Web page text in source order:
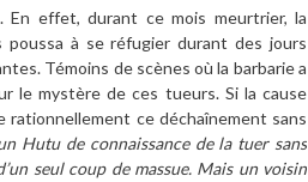
En effet, durant ce mois meurtrier, la
poussa à se réfugier durant des jours
Témoins de scènes où la barbarie a
le mystère de ces tueurs. Si la cause
rationnellement ce déchaînement sans
Hutu de connaissance de la tuer sans
seul coup de massue. Mais un voisin